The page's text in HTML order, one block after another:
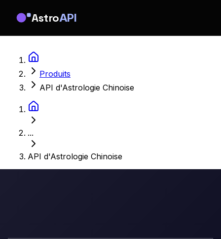
AstroAPI
Produits
API d'Astrologie Chinoise
...
API d'Astrologie Chinoise